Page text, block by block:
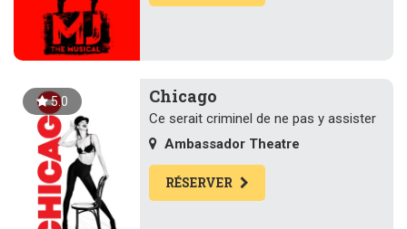
5.0 Chicago
Ce serait criminel de ne pas y assister
Ambassador Theatre
RÉSERVER